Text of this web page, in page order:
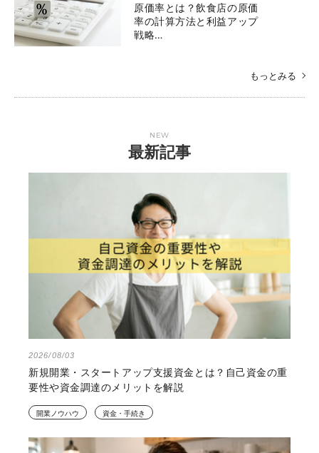
原価率とは？飲食店の原価
率の計算方法と利益アップ
戦略…
もっとみる
NEW
最新記事
2026/08/03
新規開業・スタートアップ支援資金とは？自己資金の重
要性や資金調達のメリットを解説
開業ノウハウ 資金・手続き